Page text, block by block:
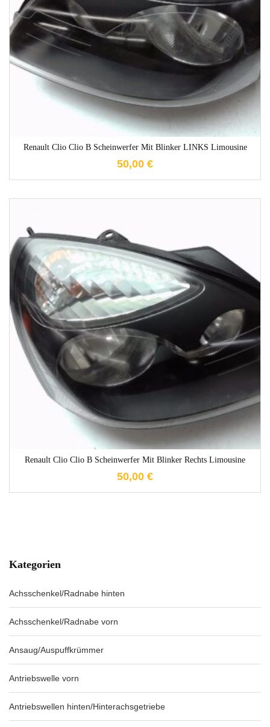
Kategorien
Achsschenkel/Radnabe hinten
Achsschenkel/Radnabe vorn
Ansaug/Auspuffkrümmer
Antriebswelle vorn
Antriebswellen hinten/Hinterachsgetriebe
Renault Clio Clio B Scheinwerfer Mit Blinker LINKS Limousine
50,00 €
1-3 Werktage
Renault Clio Clio B Scheinwerfer Mit Blinker Rechts Limousine
50,00 €
1-3 Werktage